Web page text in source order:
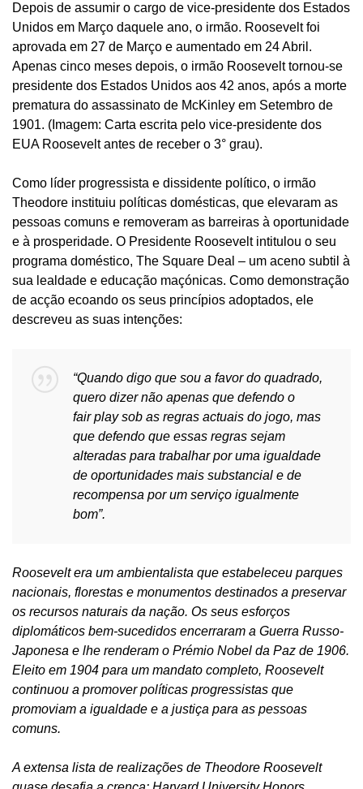
Depois de assumir o cargo de vice-presidente dos Estados
Unidos em Março daquele ano, o irmão. Roosevelt foi
aprovada em 27 de Março e aumentado em 24 Abril.
Apenas cinco meses depois, o irmão Roosevelt tornou-se
presidente dos Estados Unidos aos 42 anos, após a morte
prematura do assassinato de McKinley em Setembro de
1901. (Imagem: Carta escrita pelo vice-presidente dos
EUA Roosevelt antes de receber o 3° grau).
Como líder progressista e dissidente político, o irmão
Theodore instituiu políticas domésticas, que elevaram as
pessoas comuns e removeram as barreiras à oportunidade
e à prosperidade. O Presidente Roosevelt intitulou o seu
programa doméstico, The Square Deal – um aceno subtil à
sua lealdade e educação maçónicas. Como demonstração
de acção ecoando os seus princípios adoptados, ele
descreveu as suas intenções:
“Quando digo que sou a favor do quadrado,
quero dizer não apenas que defendo o
fairplay sob as regras actuais do jogo, mas
que defendo que essas regras sejam
alteradas para trabalhar por uma igualdade
de oportunidades mais substancial e de
recompensa por um serviço igualmente
bom”.
Roosevelt era um ambientalista que estabeleceu parques
nacionais, florestas e monumentos destinados a preservar
os recursos naturais da nação. Os seus esforços
diplomáticos bem-sucedidos encerraram a Guerra Russo-
Japonesa e lhe renderam o Prémio Nobel da Paz de 1906.
Eleito em 1904 para um mandato completo, Roosevelt
continuou a promover políticas progressistas que
promoviam a igualdade e a justiça para as pessoas
comuns.
A extensa lista de realizações de Theodore Roosevelt